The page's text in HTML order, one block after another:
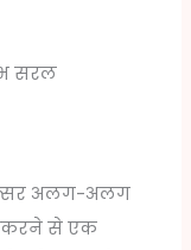
सरल
अलग-अलग
करने से एक